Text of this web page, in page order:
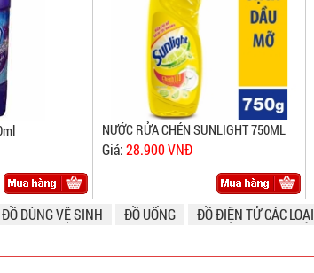
NƯỚC RỬA CHÉN SUNLIGHT 750ML
Giá:28.900 VNĐ
ĐỒ DÙNG VỆ SINH ĐỒ UỐNG ĐỒ ĐIỆN TỬ CÁC LOẠI